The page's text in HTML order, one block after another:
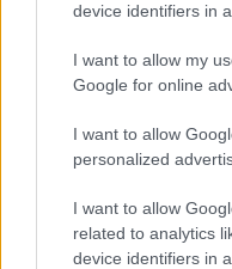
device identifiers in
I want to allow my
Google for online
I want to allow
personalized
I want to allow
related to analytics
device identifiers in